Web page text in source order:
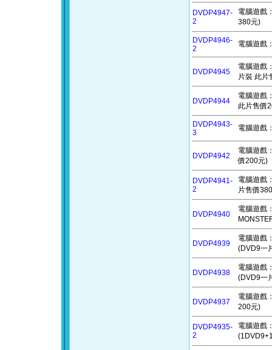
DVDP4947-
2
電腦遊戲
380元)
DVDP4946-
2
電腦遊戲
DVDP4945
電腦遊戲
片裝 此片
DVDP4944
電腦遊戲
此片售價
DVDP4943-
3
電腦遊戲
DVDP4942
電腦遊戲
價200元)
DVDP4941-
2
電腦遊戲
片售價
DVDP4940
電腦遊戲
DVDP4939
電腦遊戲
(DVD9一
DVDP4938
電腦遊戲
(DVD9一
DVDP4937
電腦遊戲
200元)
DVDP4935-
2
電腦遊戲